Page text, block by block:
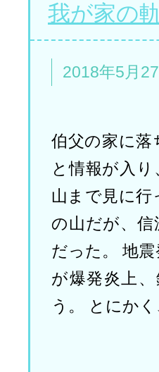
我が家の
2018年5月
伯父の家に落
と情報が入
山まで見に行
の山だが、
だった。 地
が爆発炎上
う。 とにか